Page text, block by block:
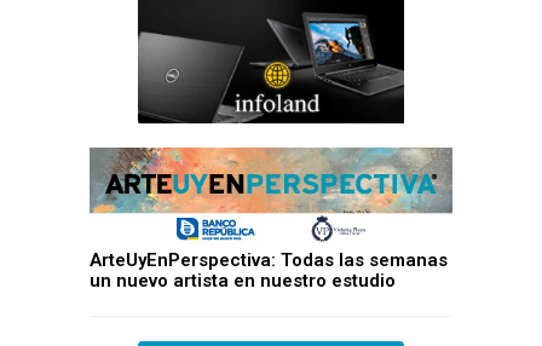
ArteUyEnPerspectiva: Todas las semanas
un nuevo artista en nuestro estudio